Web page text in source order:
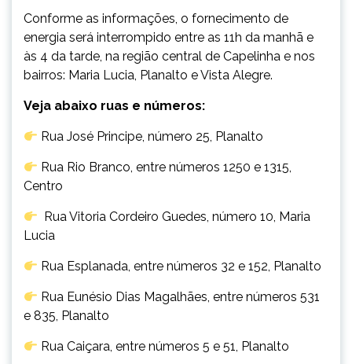
Conforme as informações, o fornecimento de
energia será interrompido entre as 11h da manhã e
às 4 da tarde, na região central de Capelinha e nos
bairros: Maria Lucia, Planalto e Vista Alegre.
Veja abaixo ruas e números:
Rua José Principe, número 25, Planalto
Rua Rio Branco, entre números 1250 e 1315,
Centro
Rua Vitoria Cordeiro Guedes, número 10, Maria
Lucia
Rua Esplanada, entre números 32 e 152, Planalto
Rua Eunésio Dias Magalhães, entre números 531
e 835, Planalto
Rua Caiçara, entre números 5 e 51, Planalto